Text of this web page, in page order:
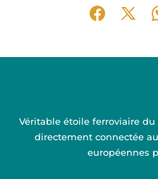
Partager
Véritable étoile ferroviaire
directement connectée
européennes